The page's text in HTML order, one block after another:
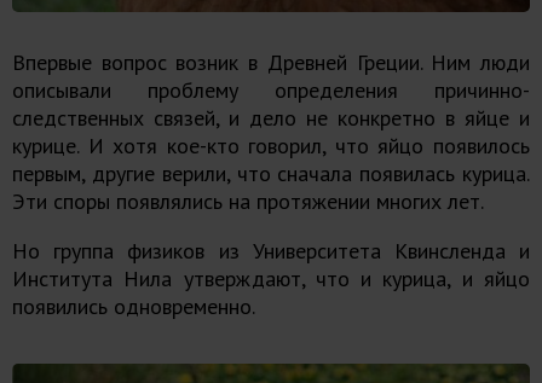
Впервые вопрос возник в Древней Греции. Ним люди
описывали проблему определения причинно-
следственных связей, и дело не конкретно в яйце и
курице. И хотя кое-кто говорил, что яйцо появилось
первым, другие верили, что сначала появилась курица.
Эти споры появлялись на протяжении многих лет.
Но группа физиков из Университета Квинсленда и
Института Нила утверждают, что и курица, и яйцо
появились одновременно.